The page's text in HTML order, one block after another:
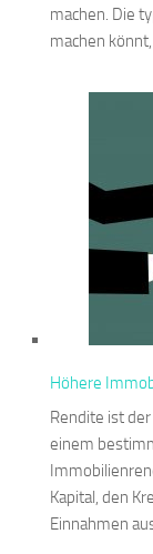
machen. Die
machen
Höhere
Rendite ist
einem
Kapital, den
Einnahmen